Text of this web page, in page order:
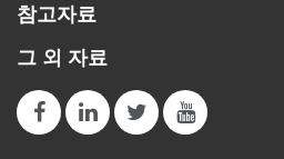
참고자료
그 외 자료